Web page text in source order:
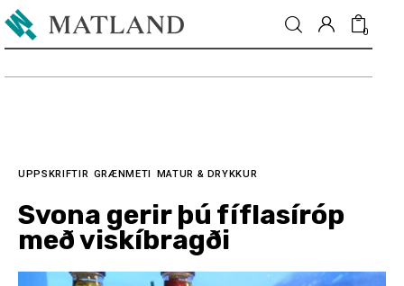
0
Matur & drykkur
Menning
Fólkið
UPPSKRIFTIR GRÆNMETI MATUR & DRYKKUR
Svona gerir þú fíflasíróp
með viskíbragði